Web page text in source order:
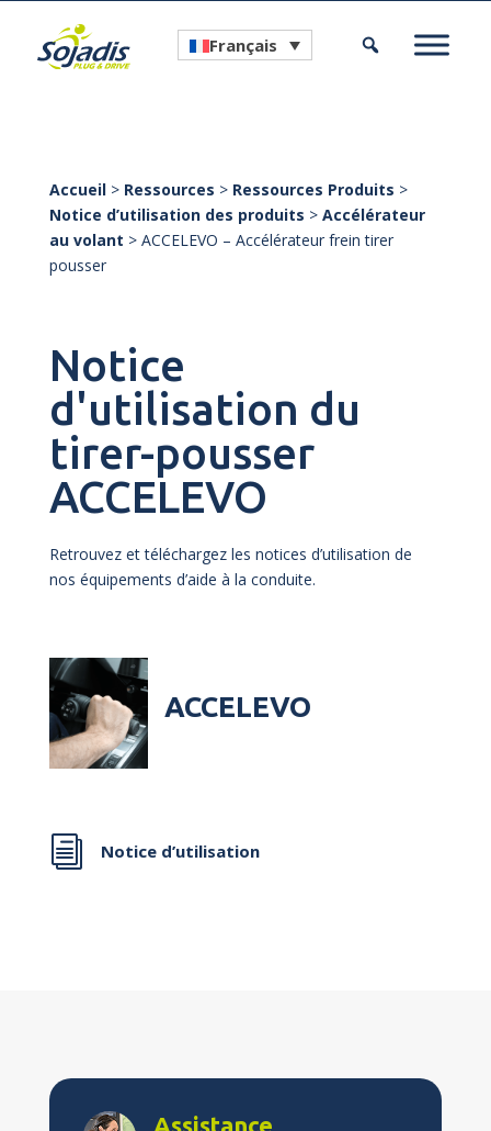
Français
Accueil> Ressources > Ressources Produits >
Notice d’utilisation des produits > Accélérateur
au volant > ACCELEVO – Accélérateur frein tirer
pousser
Notice
d'utilisation du
tirer-pousser
ACCELEVO
Retrouvez et téléchargez les notices d’utilisation de
nos équipements d’aide à la conduite.
ACCELEVO
i Notice d’utilisation
Assistance